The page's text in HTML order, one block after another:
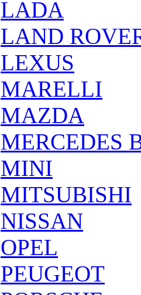
LADA
LAND
LEXUS
MARELLI
MAZDA
MERCEDES
MINI
MITSUBISHI
NISSAN
OPEL
PEUGEOT